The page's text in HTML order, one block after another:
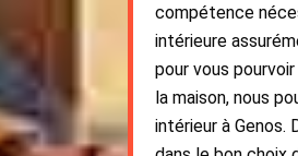
compétence
intérieure
pour vous
la maison, nous
intérieur à Genos.